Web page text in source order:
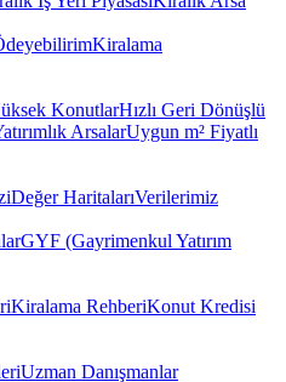
Kiralama
KonutlarHızlı Geri Dönüşlü
ArsalarUygun m² Fiyatlı
Değer HaritalarıVerilerimiz
GYF (Gayrimenkul Yatırım
Kiralama RehberiKonut Kredisi
Uzman Danışmanlar